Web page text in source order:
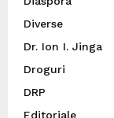
Diverse
Dr. Ion I. Jinga
Droguri
DRP
Editoriale